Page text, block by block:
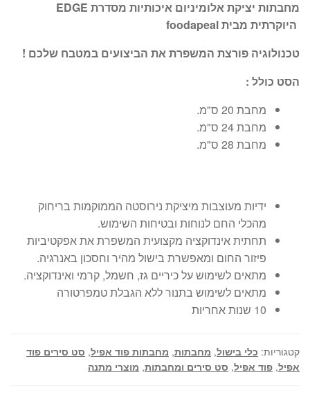
מחבתות יציקת אלומיניום איכותיות מסדרת EDGE
היוקרתית מביתfoodapeal
טכנולוגיה פורצת המשפרת את הביצועים במטבח שלכם !
הסט כולל :
מחבת 20 ס"מ.
מחבת 24 ס"מ.
מחבת 28 ס"מ.
ידיות מעוצבות מיציקת נירוסטה הממוקמות בריחוק
מהכלי החם לנוחות ובטיחות השימוש.
תחתית אינדוקציה מקצועית המשפרת את אפקטיביות
פיזור החום ומאפשרת בישול מהיר וחסכון באנרגיה.
מתאים לשימוש על כיריים גז, חשמל, קרמי ואינדוקציה.
מתאים לשימוש בתנור ללא הגבלת טמפרטורה
10 שנות אחריות
קטגוריות: כלי בישול, מחבתות, מחבתות פוד אפיל, סט סירים פוד
אפיל, פוד אפיל, סט סירים ומחבתות, מוצרי מתנה